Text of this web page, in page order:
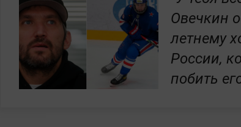
Овечкин
летнему
России,
побить